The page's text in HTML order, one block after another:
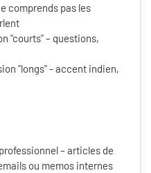
comprends pas les
"courts" – questions,
"longs" - accent indien,
– articles de
ou memos internes